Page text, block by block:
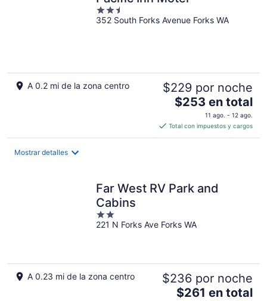
noche
2.5
out
352 South Forks Avenue Forks WA
A 0.2 mi de la zona centro $229 por noche
El
es
de
por
noche
$253 en total
11 ago. - 12 ago.
Total con impuestos y cargos
Mostrar detalles
Far West RV Park and
Cabins
2
out
221 N Forks Ave Forks WA
A 0.23 mi de la zona centro $236 por noche
El
$261 en total